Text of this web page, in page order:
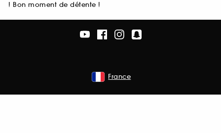
! Bon moment de détente !
France